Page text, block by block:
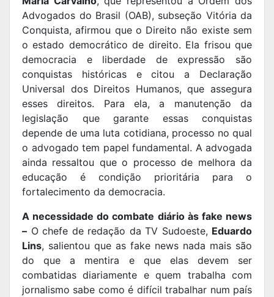
Advogados do Brasil (OAB), subseção Vitória da
Conquista, afirmou que o Direito não existe sem
o estado democrático de direito. Ela frisou que
democracia e liberdade de expressão são
conquistas históricas e citou a Declaração
Universal dos Direitos Humanos, que assegura
esses direitos. Para ela, a manutenção da
legislação que garante essas conquistas
depende de uma luta cotidiana, processo no qual
o advogado tem papel fundamental. A advogada
ainda ressaltou que o processo de melhora da
educação é condição prioritária para o
fortalecimento da democracia.
A necessidade do combate diário às fake news
– O chefe de redação da TV Sudoeste, Eduardo
Lins, salientou que as fake news nada mais são
do que a mentira e que elas devem ser
combatidas diariamente e quem trabalha com
jornalismo sabe como é difícil trabalhar num país